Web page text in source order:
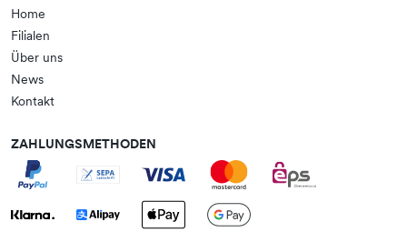
Home
Filialen
Über uns
News
Kontakt
ZAHLUNGSMETHODEN